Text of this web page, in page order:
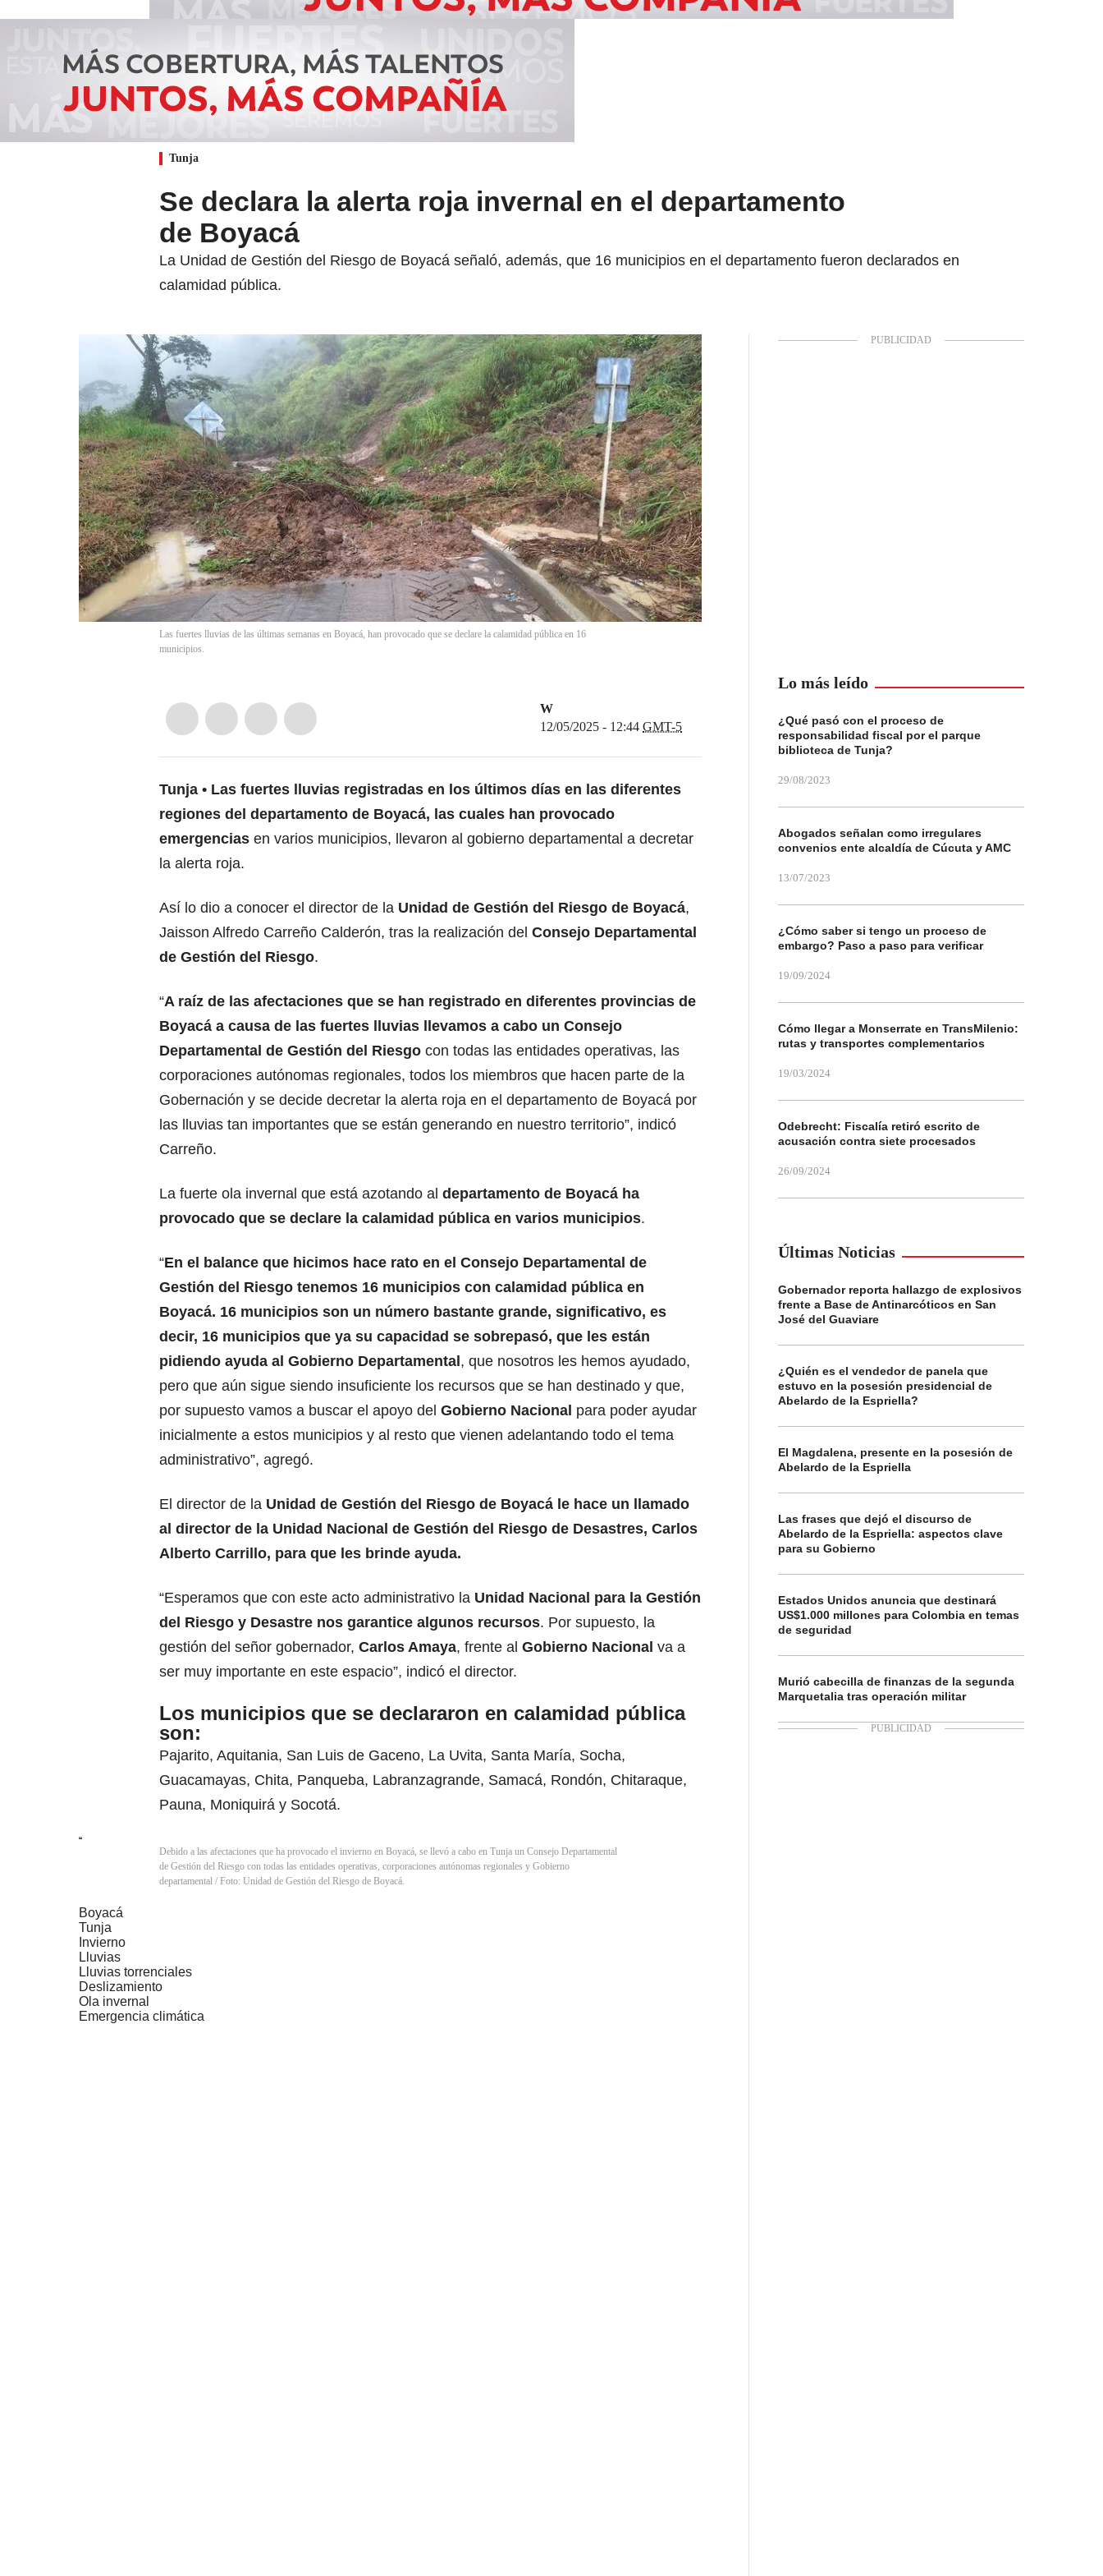
Tunja
Se declara la alerta roja invernal en el departamento
de Boyacá
La Unidad de Gestión del Riesgo de Boyacá señaló, además, que 16 municipios en el departamento fueron declarados en
calamidad pública.
Las fuertes lluvias de las últimas semanas en Boyacá, han provocado que se declare la calamidad pública en 16
municipios.
W
12/05/2025 - 12:44 GMT-5
Tunja
Las fuertes lluvias registradas en los últimos días en las diferentes
regiones del departamento de Boyacá, las cuales han provocado
emergencias en varios municipios, llevaron al gobierno departamental a decretar
la alerta roja.
Así lo dio a conocer el director de la Unidad de Gestión del Riesgo de Boyacá,
Jaisson Alfredo Carreño Calderón, tras la realización del Consejo Departamental
de Gestión del Riesgo.
“A raíz de las afectaciones que se han registrado en diferentes provincias de
Boyacá a causa de las fuertes lluvias llevamos a cabo un Consejo
Departamental de Gestión del Riesgo con todas las entidades operativas, las
corporaciones autónomas regionales, todos los miembros que hacen parte de la
Gobernación y se decide decretar la alerta roja en el departamento de Boyacá por
las lluvias tan importantes que se están generando en nuestro territorio”, indicó
Carreño.
La fuerte ola invernal que está azotando al departamento de Boyacá ha
provocado que se declare la calamidad pública en varios municipios.
“En el balance que hicimos hace rato en el Consejo Departamental de
Gestión del Riesgo tenemos 16 municipios con calamidad pública en
Boyacá. 16 municipios son un número bastante grande, significativo, es
decir, 16 municipios que ya su capacidad se sobrepasó, que les están
pidiendo ayuda al Gobierno Departamental, que nosotros les hemos ayudado,
pero que aún sigue siendo insuficiente los recursos que se han destinado y que,
por supuesto vamos a buscar el apoyo del Gobierno Nacional para poder ayudar
inicialmente a estos municipios y al resto que vienen adelantando todo el tema
administrativo”, agregó.
El director de la Unidad de Gestión del Riesgo de Boyacá le hace un llamado
al director de la Unidad Nacional de Gestión del Riesgo de Desastres, Carlos
Alberto Carrillo, para que les brinde ayuda.
“Esperamos que con este acto administrativo la Unidad Nacional para la Gestión
del Riesgo y Desastre nos garantice algunos recursos. Por supuesto, la
gestión del señor gobernador, Carlos Amaya, frente al Gobierno Nacional va a
ser muy importante en este espacio”, indicó el director.
Los municipios que se declararon en calamidad pública
son:
Pajarito, Aquitania, San Luis de Gaceno, La Uvita, Santa María, Socha,
Guacamayas, Chita, Panqueba, Labranzagrande, Samacá, Rondón, Chitaraque,
Pauna, Moniquirá y Socotá.
Debido a las afectaciones que ha provocado el invierno en Boyacá, se llevó a cabo en Tunja un Consejo Departamental
de Gestión del Riesgo con todas las entidades operativas, corporaciones autónomas regionales y Gobierno
departamental / Foto: Unidad de Gestión del Riesgo de Boyacá.
Boyacá
Tunja
Invierno
Lluvias
Lluvias torrenciales
Deslizamiento
Ola invernal
Emergencia climática
Lo más leído
¿Qué pasó con el proceso de
responsabilidad fiscal por el parque
biblioteca de Tunja?
29/08/2023
Abogados señalan como irregulares
convenios ente alcaldía de Cúcuta y AMC
13/07/2023
¿Cómo saber si tengo un proceso de
embargo? Paso a paso para verificar
19/09/2024
Cómo llegar a Monserrate en TransMilenio:
rutas y transportes complementarios
19/03/2024
Odebrecht: Fiscalía retiró escrito de
acusación contra siete procesados
26/09/2024
Últimas Noticias
Gobernador reporta hallazgo de explosivos
frente a Base de Antinarcóticos en San
José del Guaviare
¿Quién es el vendedor de panela que
estuvo en la posesión presidencial de
Abelardo de la Espriella?
El Magdalena, presente en la posesión de
Abelardo de la Espriella
Las frases que dejó el discurso de
Abelardo de la Espriella: aspectos clave
para su Gobierno
Estados Unidos anuncia que destinará
US$1.000 millones para Colombia en temas
de seguridad
Murió cabecilla de finanzas de la segunda
Marquetalia tras operación militar